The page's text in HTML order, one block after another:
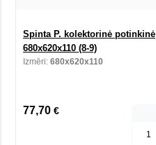
Spinta P. kolektorinė potinkinė
680x620x110 (8-9)
Izmēri: 680x620x110
77,70 €